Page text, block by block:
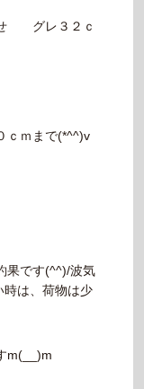
グレ３２ｃ
ｍまで(*^^)v
果です(^^)/波気
は、荷物は少
m(__)m